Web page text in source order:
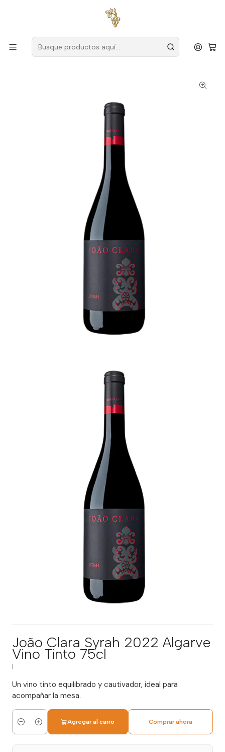
para pedidos superiores a
Productores Algarve
Juan Clara
João Clara Syrah 2022 Algarve Vino Tinto 75cl
João Clara Syrah 2022 Algarve
Vino Tinto 75cl
Un vino tinto equilibrado y cautivador, ideal para
acompañar la mesa.
Cantidad
Agregar al carro Comprar ahora